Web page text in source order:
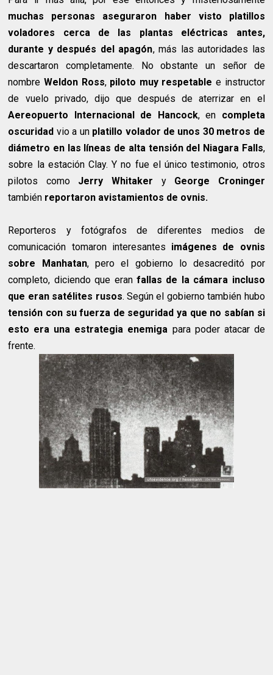
muchas personas aseguraron haber visto platillos
voladores cerca de las plantas eléctricas antes,
durante y después del apagón, más las autoridades las
descartaron completamente. No obstante un señor de
nombreWeldon Ross, piloto muy respetable e instructor
de vuelo privado, dijo que después de aterrizar en el
Aereopuerto Internacional de
Hancock, en completa
oscuridad vio a un platillo volador de unos 30 metros de
diámetro en las líneas de alta tensión del Niagara Falls,
sobre la estación Clay. Y no fue el único testimonio, otros
pilotos como Jerry Whitaker y George Croninger
también reportaron avistamientos de ovnis.
Reporteros y fotógrafos de diferentes medios de
comunicación tomaron interesantes imágenes de ovnis
sobre
Manhatan, pero el gobierno lo desacreditó por
completo, diciendo que eran fallas de la cámara incluso
que eran satélites rusos. Según el gobierno también hubo
tensión con su fuerza de seguridad ya que no sabían si
esto era una estrategia enemiga para poder atacar de
frente.